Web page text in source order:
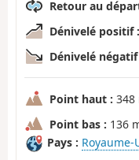
Retour au
Dénivelé positif :
Dénivelé négatif
Point haut : 348
Point bas : 136
Pays : Royaume-